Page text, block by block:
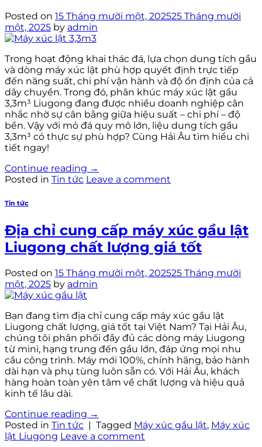
Posted on 15 Tháng mười một, 202525 Tháng mười
một, 2025 by admin
Trong hoạt động khai thác đá, lựa chọn dung tích gầu
và dòng máy xúc lật phù hợp quyết định trực tiếp
đến năng suất, chi phí vận hành và độ ổn định của cả
dây chuyền. Trong đó, phân khúc máy xúc lật gầu
3,3m³ Liugong đang được nhiều doanh nghiệp cân
nhắc nhờ sự cân bằng giữa hiệu suất – chi phí – độ
bền. Vậy với mỏ đá quy mô lớn, liệu dung tích gầu
3,3m³ có thực sự phù hợp? Cùng Hải Âu tìm hiểu chi
tiết ngay!
Continue reading →
Posted in Tin tức Leave a comment
Tin tức
Địa chỉ cung cấp máy xúc gầu lật
Liugong chất lượng giá tốt
Posted on 15 Tháng mười một, 202525 Tháng mười
một, 2025 by admin
Bạn đang tìm địa chỉ cung cấp máy xúc gầu lật
Liugong chất lượng, giá tốt tại Việt Nam? Tại Hải Âu,
chúng tôi phân phối đầy đủ các dòng máy Liugong
từ mini, hạng trung đến gầu lớn, đáp ứng mọi nhu
cầu công trình. Máy mới 100%, chính hãng, bảo hành
dài hạn và phụ tùng luôn sẵn có. Với Hải Âu, khách
hàng hoàn toàn yên tâm về chất lượng và hiệu quả
kinh tế lâu dài.
Continue reading →
Posted in Tin tức | Tagged Máy xúc gầu lật, Máy xúc
lật Liugong Leave a comment